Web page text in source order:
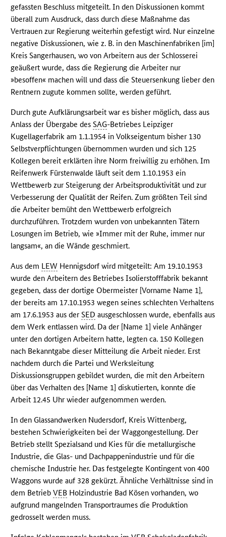
gefassten Beschluss mitgeteilt. In den Diskussionen kommt
überall zum Ausdruck, dass durch diese Maßnahme das
Vertrauen zur Regierung weiterhin gefestigt wird. Nur einzelne
negative Diskussionen, wie z. B. in den Maschinenfabriken [im]
Kreis Sangerhausen, wo von Arbeitern aus der Schlosserei
geäußert wurde, dass die Regierung die Arbeiter nur
»besoffen« machen will und dass die Steuersenkung lieber den
Rentnern zugute kommen sollte, werden geführt.
Durch gute Aufklärungsarbeit war es bisher möglich, dass aus
Anlass der Übergabe desSAG-Betriebes Leipziger
Kugellagerfabrik am 1.1.1954 in Volkseigentum bisher 130
Selbstverpflichtungen übernommen wurden und sich 125
Kollegen bereit erklärten ihre Norm freiwillig zu erhöhen. Im
Reifenwerk Fürstenwalde läuft seit dem 1.10.1953 ein
Wettbewerb zur Steigerung der Arbeitsproduktivität und zur
Verbesserung der Qualität der Reifen. Zum größten Teil sind
die Arbeiter bemüht den Wettbewerb erfolgreich
durchzuführen. Trotzdem wurden von unbekannten Tätern
Losungen im Betrieb, wie »Immer mit der Ruhe, immer nur
langsam«, an die Wände geschmiert.
Aus dem LEW Hennigsdorf wird mitgeteilt: Am 19.10.1953
wurde den Arbeitern des Betriebes Isolierstofffabrik bekannt
gegeben, dass der dortige Obermeister [Vorname Name 1],
der bereits am 17.10.1953 wegen seines schlechten Verhaltens
am 17.6.1953 aus derSED ausgeschlossen wurde, ebenfalls aus
dem Werk entlassen wird. Da der [Name 1] viele Anhänger
unter den dortigen Arbeitern hatte, legten ca. 150 Kollegen
nach Bekanntgabe dieser Mitteilung die Arbeit nieder. Erst
nachdem durch die Partei und Werksleitung
Diskussionsgruppen gebildet wurden, die mit den Arbeitern
über das Verhalten des [Name 1] diskutierten, konnte die
Arbeit 12.45 Uhr wieder aufgenommen werden.
In den Glassandwerken Nudersdorf, Kreis Wittenberg,
bestehen Schwierigkeiten bei der Waggongestellung. Der
Betrieb stellt Spezialsand und Kies für die metallurgische
Industrie, die Glas- und Dachpappenindustrie und für die
chemische Industrie her. Das festgelegte Kontingent von 400
Waggons wurde auf 328 gekürzt. Ähnliche Verhältnisse sind in
dem BetriebVEB Holzindustrie Bad Kösen vorhanden, wo
aufgrund mangelnden Transportraumes die Produktion
gedrosselt werden muss.